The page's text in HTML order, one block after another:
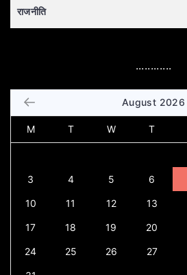
राजनीति
............
August 2026
M T W T
3 4 5 6
10 11 12 13
17 18 19 20
24 25 26 27